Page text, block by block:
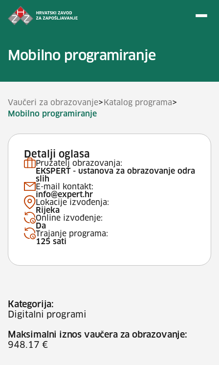
Mobilno programiranje
Vaučeri za obrazovanje> Katalog programa>
Mobilno programiranje
Detalji oglasa
Pružatelj obrazovanja:
EKSPERT - ustanova za obrazovanje odra
slih
E-mail kontakt:
info@expert.hr
Lokacije izvođenja:
Rijeka
Online izvođenje:
Da
Trajanje programa:
125 sati
Kategorija:
Digitalni programi
Maksimalni iznos vaučera za obrazovanje:
948.17 €